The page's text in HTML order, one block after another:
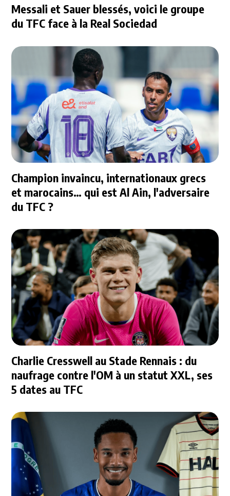
Messali et Sauer blessés, voici le groupe
du TFC face à la Real Sociedad
Champion invaincu, internationaux grecs
et marocains… qui est Al Ain, l'adversaire
du TFC ?
Charlie Cresswell au Stade Rennais : du
naufrage contre l'OM à un statut XXL, ses
5 dates au TFC